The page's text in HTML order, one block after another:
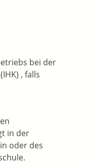
bei der
, falls
in der
oder des